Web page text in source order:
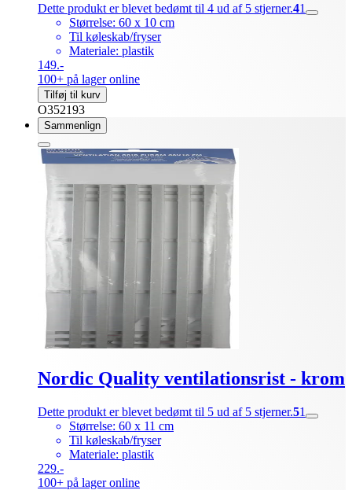
Dette produkt er blevet bedømt til 4 ud af 5 stjerner.41
Størrelse: 60 x 10 cm
Til køleskab/fryser
Materiale: plastik
149.-
100+ på lager online
Tilføj til kurv
O352193
Sammenlign
Nordic Quality ventilationsrist - krom
Dette produkt er blevet bedømt til 5 ud af 5 stjerner.51
Størrelse: 60 x 11 cm
Til køleskab/fryser
Materiale: plastik
229.-
100+ på lager online